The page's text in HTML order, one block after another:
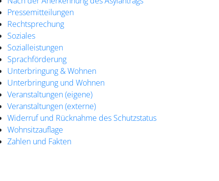
Pressemitteilungen
Rechtsprechung
Soziales
Sozialleistungen
Sprachförderung
Unterbringung & Wohnen
Unterbringung und Wohnen
Veranstaltungen (eigene)
Veranstaltungen (externe)
Widerruf und Rücknahme des Schutzstatus
Wohnsitzauflage
Zahlen und Fakten